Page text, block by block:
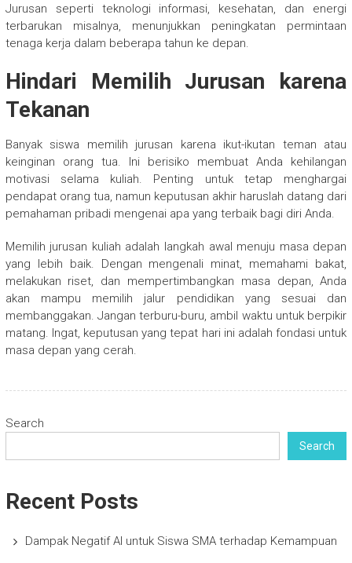
Jurusan seperti teknologi informasi, kesehatan, dan energi
terbarukan misalnya, menunjukkan peningkatan permintaan
tenaga kerja dalam beberapa tahun ke depan.
Hindari Memilih Jurusan karena
Tekanan
Banyak siswa memilih jurusan karena ikut-ikutan teman atau
keinginan orang tua. Ini berisiko membuat Anda kehilangan
motivasi selama kuliah. Penting untuk tetap menghargai
pendapat orang tua, namun keputusan akhir haruslah datang dari
pemahaman pribadi mengenai apa yang terbaik bagi diri Anda.
Memilih jurusan kuliah adalah langkah awal menuju masa depan
yang lebih baik. Dengan mengenali minat, memahami bakat,
melakukan riset, dan mempertimbangkan masa depan, Anda
akan mampu memilih jalur pendidikan yang sesuai dan
membanggakan. Jangan terburu-buru, ambil waktu untuk berpikir
matang. Ingat, keputusan yang tepat hari ini adalah fondasi untuk
masa depan yang cerah.
Search
Search
Recent Posts
Dampak Negatif AI untuk Siswa SMA terhadap Kemampuan